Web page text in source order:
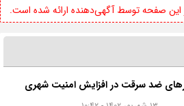
صفحه توسط آگهی‌دهنده ارائه شده است.
ضد سرقت در افزایش امنیت شهری